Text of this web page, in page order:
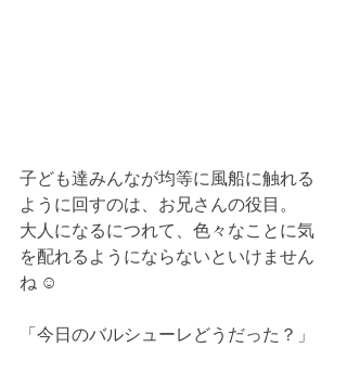
子ども達みんなが均等に風船に触れる
ように回すのは、お兄さんの役目。
大人になるにつれて、色々なことに気
を配れるようにならないといけません
ね ☺︎
「今日のバルシューレどうだった？」